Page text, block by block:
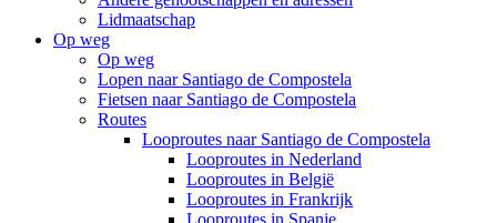
Lidmaatschap
Op weg
Op weg
Lopen naar Santiago de Compostela
Fietsen naar Santiago de Compostela
Routes
Looproutes naar Santiago de Compostela
Looproutes in Nederland
Looproutes in België
Looproutes in Frankrijk
Looproutes in Spanje